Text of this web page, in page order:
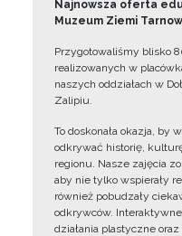
Najnowsza oferta
Muzeum Ziemi
Przygotowaliśmy blisko
realizowanych w
naszych oddziałach w
Zalipiu.
To doskonała okazja, by
odkrywać historię,
regionu. Nasze zajęcia
aby nie tylko wspierały
również pobudzały
odkrywców.
działania plastyczne